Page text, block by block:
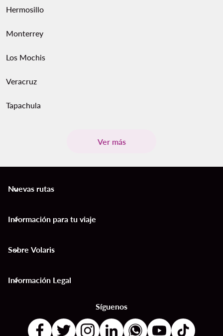
Hermosillo
Monterrey
Los Mochis
Veracruz
Tapachula
Ver más
Nuevas rutas
keyboard_arrow_down
Información para tu viaje
keyboard_arrow_down
Sobre Volaris
keyboard_arrow_down
Información Legal
keyboard_arrow_down
Síguenos